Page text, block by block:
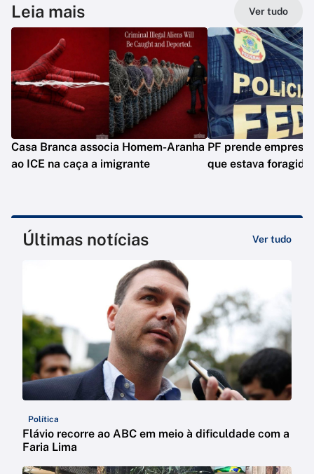
Leia mais Ver tudo
Casa Branca associa Homem-Aranha
ao ICE na caça a imigrante
PF prende
que estava foragido
Últimas notícias Ver tudo
Política
Flávio recorre ao ABC em meio à dificuldade com a
Faria Lima